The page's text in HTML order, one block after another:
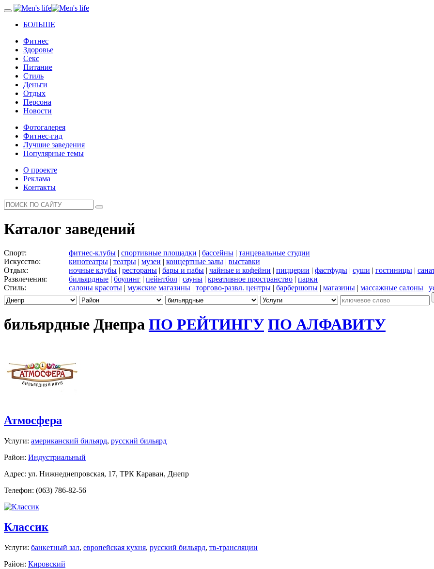
БОЛЬШЕ
Фитнес
Здоровье
Секс
Питание
Стиль
Деньги
Отдых
Персона
Новости
Фотогалерея
Фитнес-гид
Лучшие заведения
Популярные темы
О проекте
Реклама
Контакты
Каталог заведений
Спорт: фитнес-клубы | спортивные площадки | бассейны | танцевальные студии
Искусство:
кинотеатры | театры | музеи | концертные залы | выставки
Отдых:
ночные клубы | рестораны | бары и пабы | чайные и кофейни | пиццерии | фастфуды | суши | гостиницы |
Развлечения:
бильярдные | боулинг | пейнтбол | сауны | креативное пространство | парки
Стиль:
салоны красоты | мужские магазины | торгово-развл. центры | барбершопы | магазины | массажные салоны |
бильярдные Днепра ПО РЕЙТИНГУ ПО АЛФАВИТУ
Атмосфера
Услуги: американский бильярд, русский бильярд
Район: Индустриальный
Адрес: ул. Нижнеднепровская, 17, ТРК Караван, Днепр
Телефон: (063) 786-82-56
Классик
Услуги: банкетный зал, европейская кухня, русский бильярд, тв-трансляции
Район: Кировский